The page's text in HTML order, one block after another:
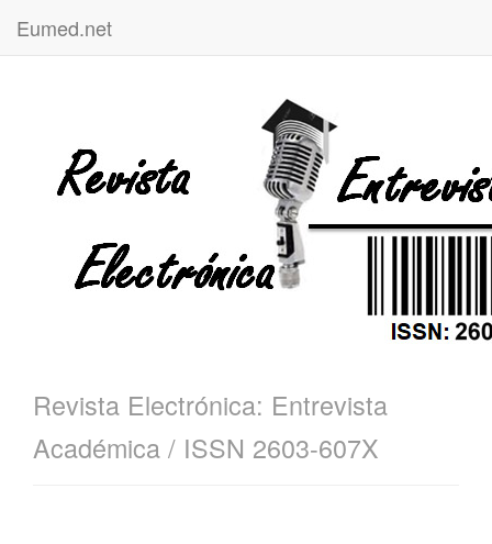
Eumed.net
Revista Electrónica: Entrevista
Académica / ISSN 2603-607X